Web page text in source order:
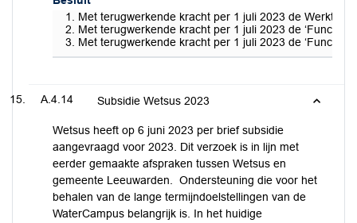
Met terugwerkende kracht per 1 juli 2023 de
Met terugwerkende kracht per 1 juli 2023 de
Met terugwerkende kracht per 1 juli 2023 de
A.4.14 Subsidie Wetsus 2023
Wetsus heeft op 6 juni 2023 per brief subsidie
aangevraagd voor 2023. Dit verzoek is in lijn met
eerder gemaakte afspraken tussen Wetsus en
gemeente Leeuwarden. Ondersteuning die voor het
behalen van de lange termijndoelstellingen van de
WaterCampus belangrijk is. In het huidige